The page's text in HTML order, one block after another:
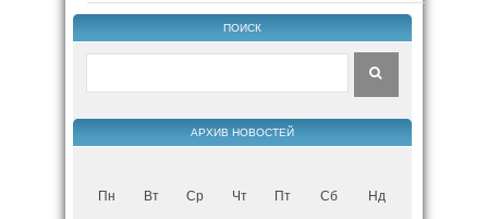
ПОИСК
АРХИВ НОВОСТЕЙ
Пн Вт Ср Чт Пт Сб Нд